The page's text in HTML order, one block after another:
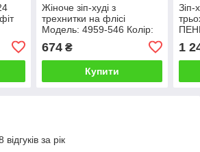
Жіноче зіп-худі з
трехнитки на флісі
Модель: 4959-546 Колір:
674₴
Купити
Зіп-
1
за рік